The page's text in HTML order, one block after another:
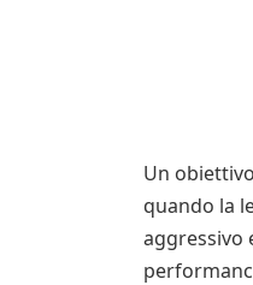
Un
quando la
aggressivo